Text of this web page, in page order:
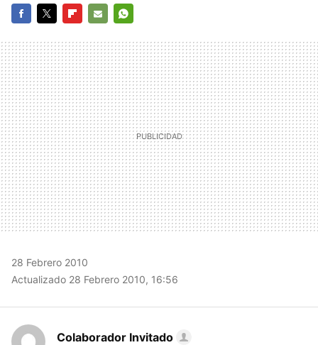
MAIL
28 Febrero 2010
Actualizado 28 Febrero 2010, 16:56
Colaborador Invitado